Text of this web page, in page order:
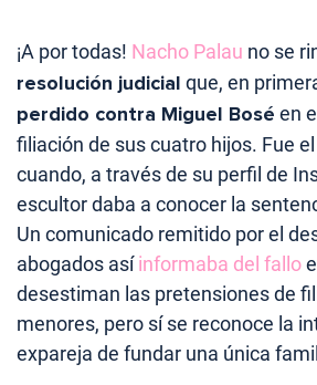
¡A por todas! Nacho Palau no se
resolución judicial que, en
perdido contra Miguel Bosé en
filiación de sus cuatro hijos. Fue
cuando, a través de su perfil de
escultor daba a conocer la
Un comunicado remitido por el
abogados asíinformaba del fallo
desestiman las pretensiones de
menores, pero sí se reconoce la
expareja de fundar una única